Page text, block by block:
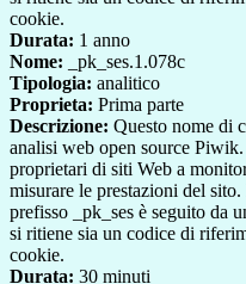
cookie.
Durata: 1 anno
Nome: _pk_ses.1.078c
Tipologia: analitico
Proprieta: Prima parte
Descrizione: Questo nome di
analisi web open source
proprietari di siti Web a
misurare le prestazioni del
prefisso _pk_ses è seguito da
si ritiene sia un codice di
cookie.
Durata: 30 minuti